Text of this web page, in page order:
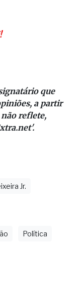
que
a partir
reflete,
Jr.
Política